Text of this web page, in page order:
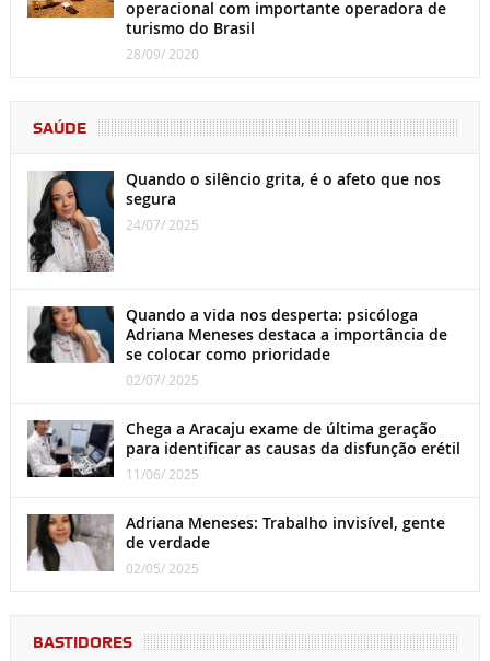
operacional com importante operadora de
turismo do Brasil
28/09/ 2020
SAÚDE
Quando o silêncio grita, é o afeto que nos
segura
24/07/ 2025
Quando a vida nos desperta: psicóloga
Adriana Meneses destaca a importância de
se colocar como prioridade
02/07/ 2025
Chega a Aracaju exame de última geração
para identificar as causas da disfunção erétil
11/06/ 2025
Adriana Meneses: Trabalho invisível, gente
de verdade
02/05/ 2025
BASTIDORES